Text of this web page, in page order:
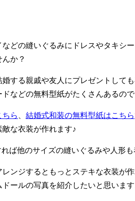
どの縫いぐるみにドレスやタキシ
か？
婚する親戚や友人にプレゼントし
などの無料型紙がたくさんあるので
ちら 、結婚式和装の無料型紙はこちら
な衣装が作れます♪
ば他のサイズの縫いぐるみや人形
ンジするともっとステキな衣装が
ールの写真を紹介したいと思いま